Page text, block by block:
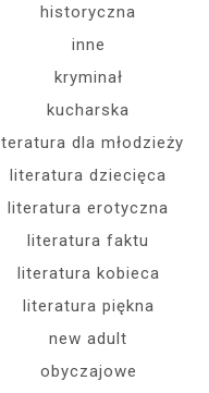
historyczna
inne
kryminał
kucharska
dla młodzieży
literatura dziecięca
literatura erotyczna
literatura faktu
literatura kobieca
literatura piękna
new adult
obyczajowe